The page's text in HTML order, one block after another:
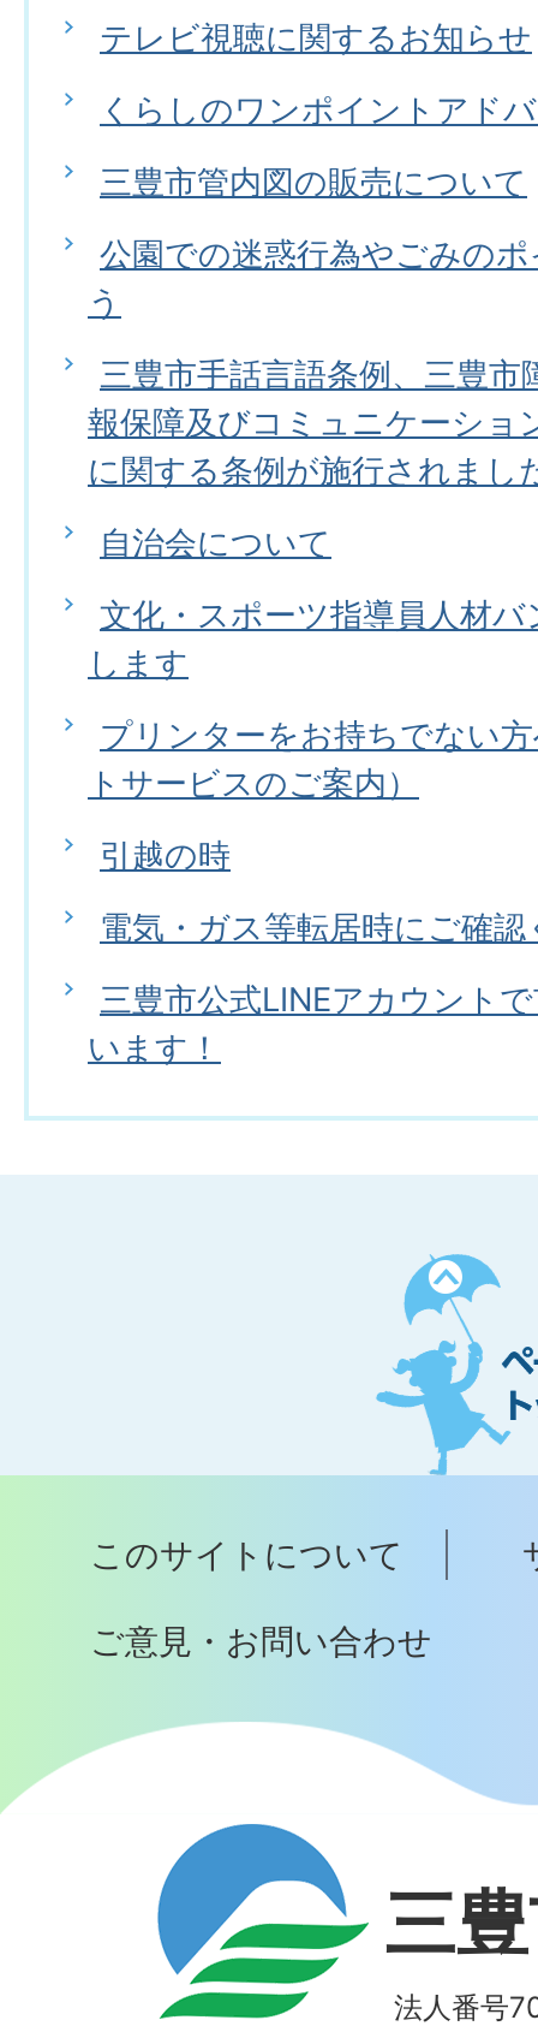
テレビ視聴に関するお知らせ
くらしのワンポイントアド
三豊市管内図の販売について
公園での迷惑行為やごみの
う
三豊市手話言語条例、三豊
報保障及びコミュニケーショ
に関する条例が施行されまし
自治会について
文化・スポーツ指導員人材
します
プリンターをお持ちでない
トサービスのご案内）
引越の時
電気・ガス等転居時にご確
三豊市公式LINEアカウント
います！
ペ
ー
ジ
ト
ッ
へ
このサイトについて
ご意見・お問い合わせ
三
法人番号